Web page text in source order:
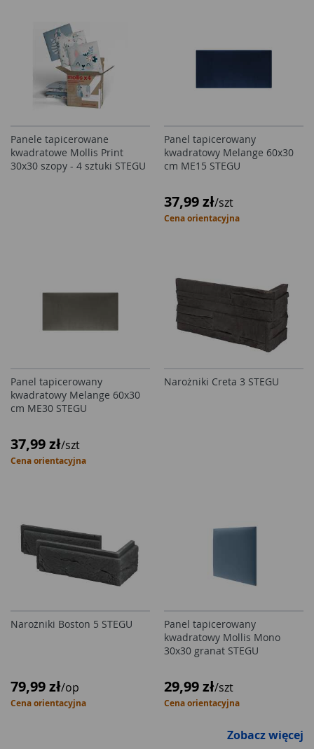
Panele tapicerowane
kwadratowe Mollis Print
30x30 szopy - 4 sztuki STEGU
Panel tapicerowany
kwadratowy Melange 60x30
cm ME15 STEGU
37,99 zł/szt
Cena orientacyjna
Panel tapicerowany
kwadratowy Melange 60x30
cm ME30 STEGU
37,99 zł/szt
Cena orientacyjna
Narożniki Creta 3 STEGU
Narożniki Boston 5 STEGU
79,99 zł/op
Cena orientacyjna
Panel tapicerowany
kwadratowy Mollis Mono
30x30 granat STEGU
29,99 zł/szt
Cena orientacyjna
Zobacz więcej